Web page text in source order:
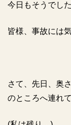
今日もそうでし
皆様、事故には
さて、先日、奥
のところへ連れ